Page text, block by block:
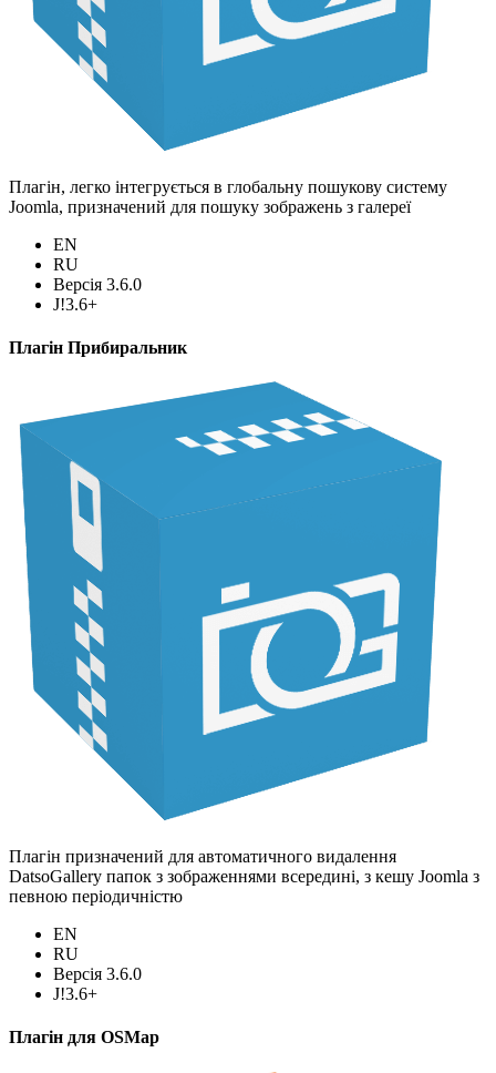
Плагін, легко інтегрується в глобальну пошукову систему
Joomla, призначений для пошуку зображень з галереї
EN
RU
Версія 3.6.0
J!3.6+
Плагін Прибиральник
Плагін призначений для автоматичного видалення
DatsoGallery папок з зображеннями всередині, з кешу Joomla з
певною періодичністю
EN
RU
Версія 3.6.0
J!3.6+
Плагін для OSMap